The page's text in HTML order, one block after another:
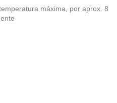
máxima, por aprox. 8